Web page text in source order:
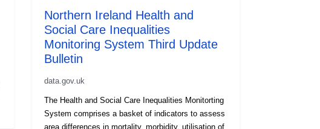
Northern Ireland Health and
Social Care Inequalities
Monitoring System Third Update
Bulletin
data.gov.uk
The Health and Social Care Inequalities Monitorting
System comprises a basket of indicators to assess
area differences in mortality, morbidity, utilisation of